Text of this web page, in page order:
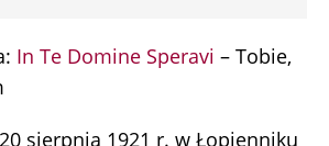
In Te Domine Speravi – Tobie,
sierpnia 1921 r. w Łopienniku